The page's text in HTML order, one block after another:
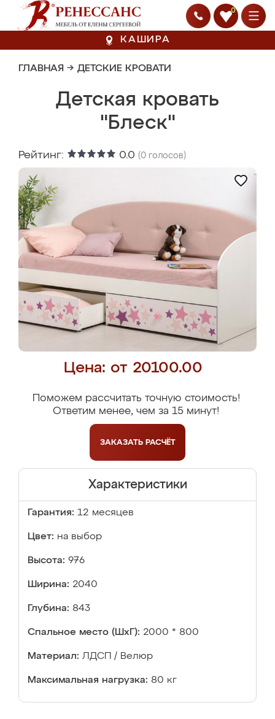
0
КАШИРА
ГЛАВНАЯ → ДЕТСКИЕ КРОВАТИ
Детская кровать
"Блеск"
Рейтинг: 0.0 (0 голосов)
Цена: от 20100.00
Поможем рассчитать точную стоимость!
Ответим менее, чем за 15 минут!
ЗАКАЗАТЬ РАСЧЁТ
Характеристики
Гарантия: 12 месяцев
Цвет: на выбор
Высота: 976
Ширина: 2040
Глубина: 843
Спальное место (ШхГ): 2000 * 800
Материал: ЛДСП / Велюр
Максимальная нагрузка: 80 кг